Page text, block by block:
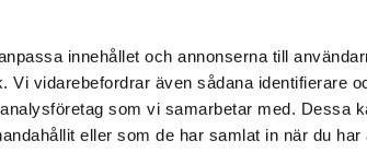
innehållet och annonserna till
vidarebefordrar även sådana identifierare
som vi samarbetar med. Dessa
eller som de har samlat in när du
som att du besöker studentlitteratur.se
Sverige. Vi erbjuder inte leveranser
För att kunna slutföra ett köp måste
vara i Sverige.Läs mer